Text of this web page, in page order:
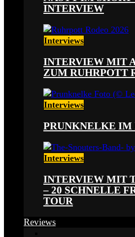
INTERVIEW
Interviews
INTERVIEW MIT
ZUM RUHRPOTT
Interviews
PRUNKNELKE
Interviews
INTERVIEW MIT
– 20 SCHNELLE
TOUR
Reviews